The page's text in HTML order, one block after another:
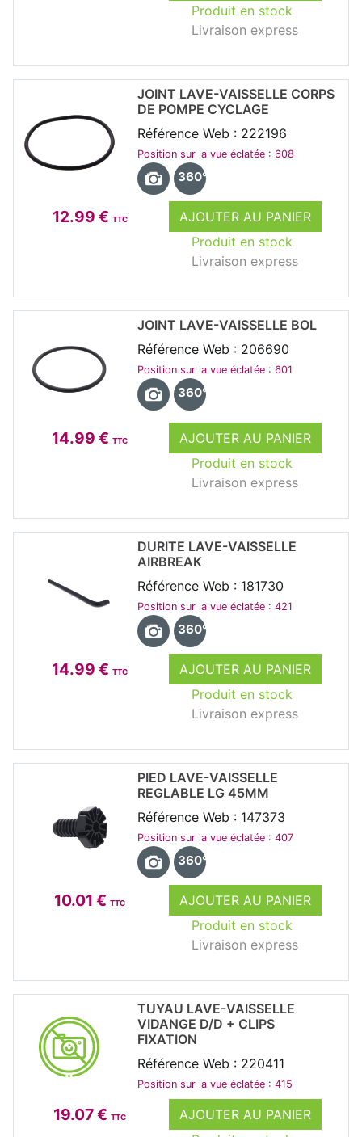
Produit en stock
Livraison express
12.99 € TTC
AJOUTER AU PANIER
Produit en stock
Livraison express
JOINT LAVE-VAISSELLE CORPS
DE POMPE CYCLAGE
Référence Web : 222196
Position sur la vue éclatée : 608
360°
14.99 € TTC
AJOUTER AU PANIER
Produit en stock
Livraison express
JOINT LAVE-VAISSELLE BOL
Référence Web : 206690
Position sur la vue éclatée : 601
360°
14.99 € TTC
AJOUTER AU PANIER
Produit en stock
Livraison express
DURITE LAVE-VAISSELLE
AIRBREAK
Référence Web : 181730
Position sur la vue éclatée : 421
360°
10.01 € TTC
AJOUTER AU PANIER
Produit en stock
Livraison express
PIED LAVE-VAISSELLE
REGLABLE LG 45MM
Référence Web : 147373
Position sur la vue éclatée : 407
360°
19.07 € TTC
AJOUTER AU PANIER
TUYAU LAVE-VAISSELLE
VIDANGE D/D + CLIPS
FIXATION
Référence Web : 220411
Position sur la vue éclatée : 415